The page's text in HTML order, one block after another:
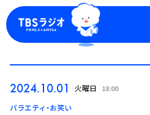
ログイン
2024.10.01 火曜日 18:00
バラエティ・お笑い